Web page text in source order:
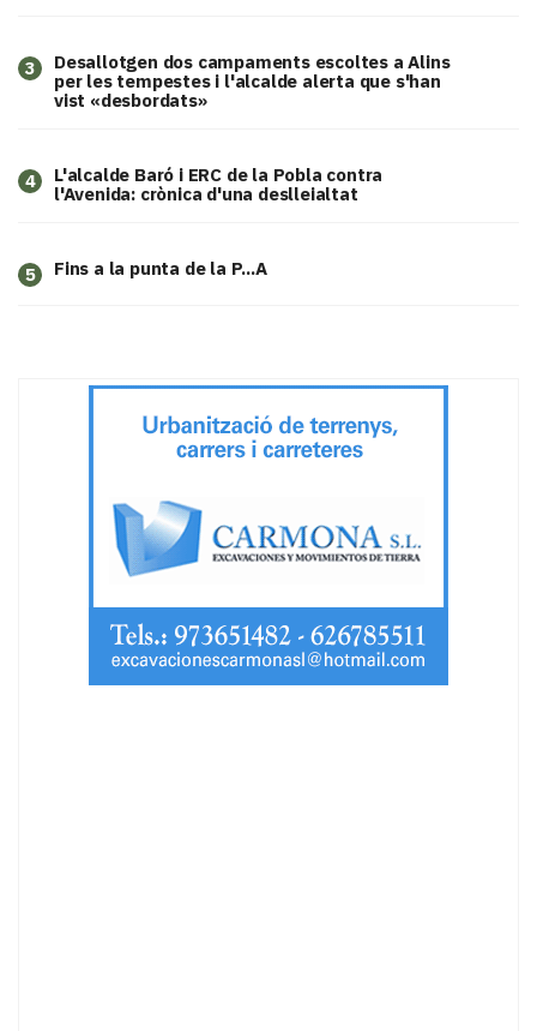
3
​Desallotgen dos campaments escoltes a Alins
per les tempestes i l'alcalde alerta que s'han
vist «desbordats»
4
L'alcalde Baró i ERC de la Pobla contra
l'Avenida: crònica d'una deslleialtat
5 Fins a la punta de la P...A